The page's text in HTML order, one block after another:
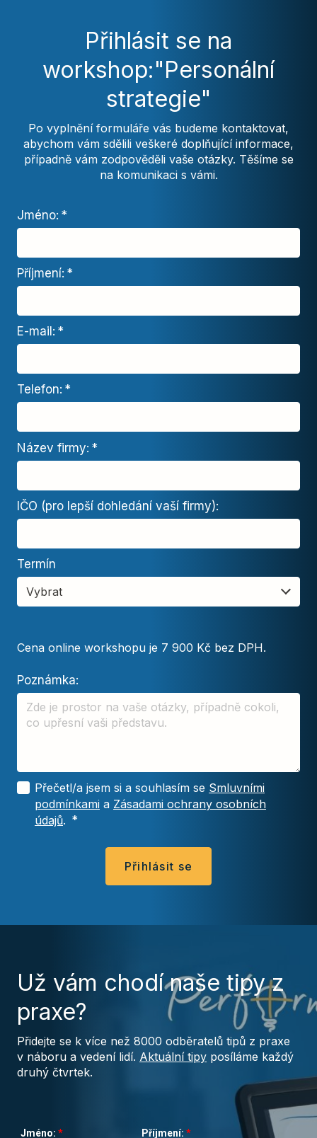
Přihlásit se na
workshop:"Personální
strategie"
Po vyplnění formuláře vás budeme kontaktovat,
abychom vám sdělili veškeré doplňující informace,
případně vám zodpověděli vaše otázky. Těšíme se
na komunikaci s vámi.
Jméno: *
Příjmení: *
E-mail: *
Telefon: *
Název firmy: *
IČO (pro lepší dohledání vaší firmy):
Termín
Vybrat
Cena online workshopu je 7 900 Kč bez DPH.
Poznámka:
Přečetl/a jsem si a souhlasím se Smluvními
podmínkami a Zásadami ochrany osobních
údajů. *
Přihlásit se
Už vám chodí naše tipy z
praxe?
Přidejte se k více než 8000 odběratelů tipů z praxe
v náboru a vedení lidí. Aktuální tipy posíláme každý
druhý čtvrtek.